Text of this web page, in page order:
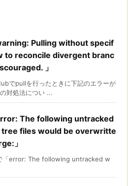
Pulling without specif
to reconcile divergent branc
」
でpullを行ったときに下記のエラーが
対処法につい ...
The following untracked
files would be overwritte
」
「error: The following untracked w